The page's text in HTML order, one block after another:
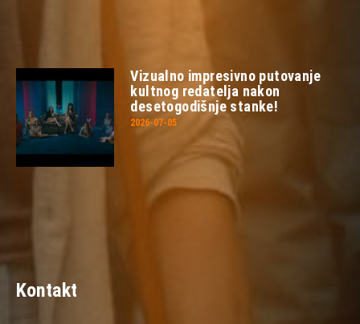
Vizualno impresivno putovanje
kultnog redatelja nakon
desetogodišnje stanke!
2026-07-05
Kontakt